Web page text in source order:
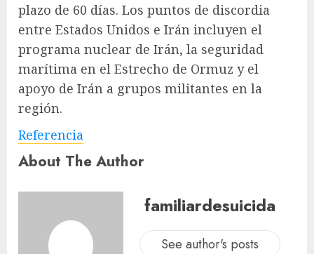
plazo de 60 días. Los puntos de discordia
entre Estados Unidos e Irán incluyen el
programa nuclear de Irán, la seguridad
marítima en el Estrecho de Ormuz y el
apoyo de Irán a grupos militantes en la
región.
Referencia
About The Author
familiardesuicida
See author's posts